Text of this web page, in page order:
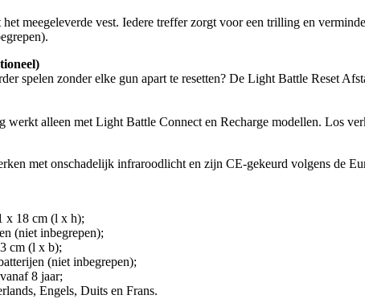
het meegeleverde vest. Iedere treffer zorgt voor een trilling en
spelen zonder elke gun apart te resetten? De Light Battle Reset
werkt alleen met Light Battle Connect en Recharge modellen. Los
met onschadelijk infraroodlicht en zijn CE-gekeurd volgens de
x 18 cm (l x h);
(niet inbegrepen);
cm (l x b);
(niet inbegrepen);
8 jaar;
Engels, Duits en Frans.